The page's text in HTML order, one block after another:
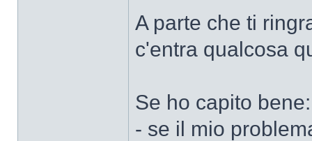
A parte che ti
c'entra qualcosa
Se ho capito bene:
- se il mio